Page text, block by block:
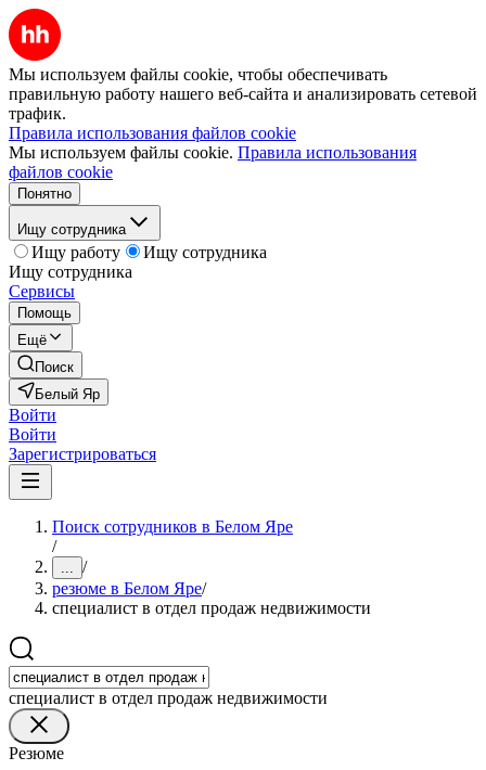
Мы используем файлы cookie, чтобы обеспечивать
правильную работу нашего веб-сайта и анализировать сетевой
трафик.
Правила использования файлов cookie
Мы используем файлы cookie. Правила использования
файлов cookie
Понятно
Ищу сотрудника
Ищу работу
Ищу сотрудника
Ищу сотрудника
Сервисы
Помощь
Ещё
Поиск
Белый Яр
Войти
Войти
Зарегистрироваться
Поиск сотрудников в Белом Яре
/
... /
резюме в Белом Яре/
специалист в отдел продаж недвижимости
специалист в отдел продаж недвижимости
Резюме